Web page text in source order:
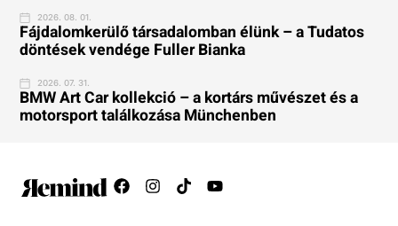
2026. 08. 01.
Fájdalomkerülő társadalomban élünk – a Tudatos
döntések vendége Fuller Bianka
2026. 07. 31.
BMW Art Car kollekció – a kortárs művészet és a
motorsport találkozása Münchenben